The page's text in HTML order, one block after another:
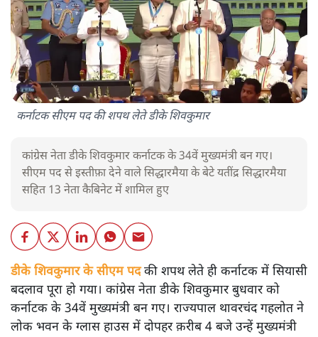
कर्नाटक सीएम पद की शपथ लेते डीके शिवकुमार
कांग्रेस नेता डीके शिवकुमार कर्नाटक के 34वें मुख्यमंत्री बन गए।
सीएम पद से इस्तीफ़ा देने वाले सिद्धारमैया के बेटे यतींद्र सिद्धारमैया
सहित 13 नेता कैबिनेट में शामिल हुए
डीके शिवकुमार के सीएम पदकी शपथ लेते ही कर्नाटक में सियासी
बदलाव पूरा हो गया। कांग्रेस नेता डीके शिवकुमार बुधवार को
कर्नाटक के 34वें मुख्यमंत्री बन गए। राज्यपाल थावरचंद गहलोत ने
लोक भवन के ग्लास हाउस में दोपहर क़रीब 4 बजे उन्हें मुख्यमंत्री